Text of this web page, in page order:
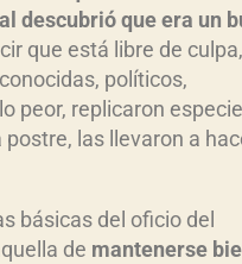
descubrió que era un
que está libre de
políticos,
peor, replicaron
las llevaron a
básicas del oficio del
de mantenerse